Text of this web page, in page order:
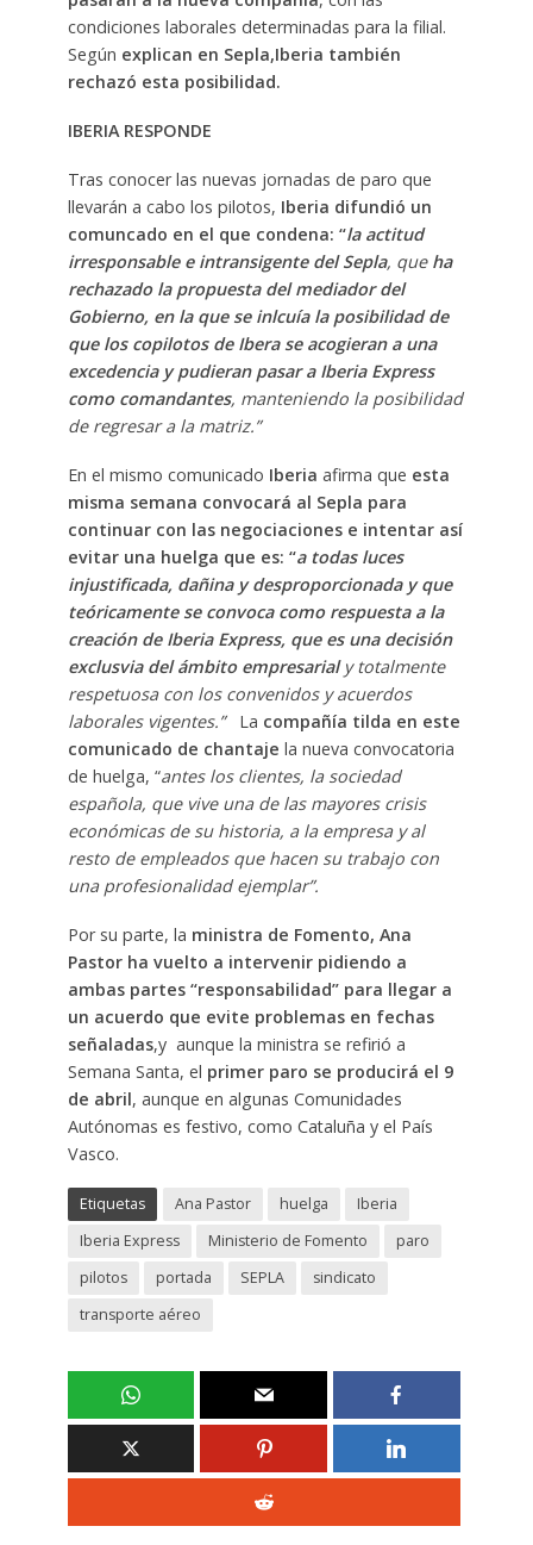
condiciones laborales determinadas para la filial.
Según explican en Sepla,Iberia también
rechazó esta posibilidad.
IBERIA RESPONDE
Tras conocer las nuevas jornadas de paro que
llevarán a cabo los pilotos, Iberia difundió un
comuncado en el que condena: “la actitud
irresponsable e intransigente del Sepla, que ha
rechazado la propuesta del mediador del
Gobierno, en la que se inlcuía la posibilidad de
que los copilotos de Ibera se acogieran a una
excedencia y pudieran pasar a Iberia Express
como comandantes, manteniendo la posibilidad
de regresar a la matriz.”
En el mismo comunicado Iberia afirma que esta
misma semana convocará al Sepla para
continuar con las negociaciones e intentar así
evitar una huelga que es: “a todas luces
injustificada, dañina y desproporcionada y que
teóricamente se convoca como respuesta a la
creación de Iberia Express, que es una decisión
exclusvia del ámbito empresarialy totalmente
respetuosa con los convenidos y acuerdos
laborales vigentes.”La compañía tilda en este
comunicado de chantaje la nueva convocatoria
de huelga, “antes los clientes, la sociedad
española, que vive una de las mayores crisis
económicas de su historia, a la empresa y al
resto de empleados que hacen su trabajo con
una profesionalidad ejemplar”.
Por su parte, la ministra de Fomento, Ana
Pastor ha vuelto a intervenir pidiendo a
ambas partes “responsabilidad” para llegar a
un acuerdo que evite problemas en fechas
señaladas,y aunque la ministra se refirió a
Semana Santa, el primer paro se producirá el 9
de abril, aunque en algunas Comunidades
Autónomas es festivo, como Cataluña y el País
Vasco.
Etiquetas Ana Pastor huelga
Iberia
Iberia Express
Ministerio de Fomento
paro
pilotos
portada SEPLA
sindicato
transporte aéreo